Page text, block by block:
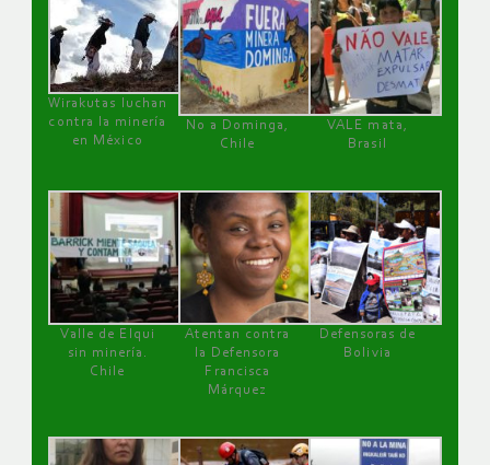
Wirakutas luchan
contra la minería
en México
No a Dominga,
Chile
VALE mata,
Brasil
Valle de Elqui
sin minería.
Chile
Atentan contra
la Defensora
Francisca
Márquez
Defensoras de
Bolivia